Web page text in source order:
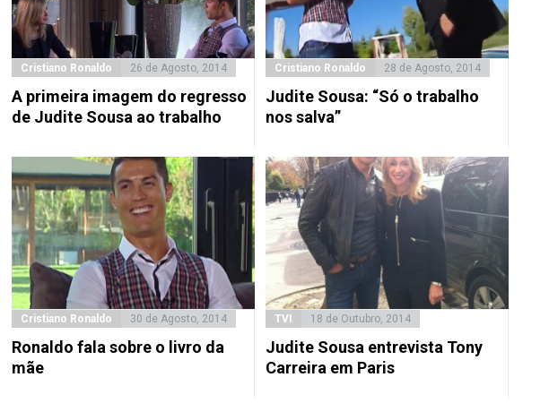
Cristiano Ronaldo 26 de Agosto, 2014
A primeira imagem do regresso
de Judite Sousa ao trabalho
Cristiano Ronaldo 28 de Agosto, 2014
Judite Sousa: “Só o trabalho
nos salva”
Cristiano Ronaldo 30 de Agosto, 2014
Ronaldo fala sobre o livro da
mãe
TVI 18 de Outubro, 2014
Judite Sousa entrevista Tony
Carreira em Paris